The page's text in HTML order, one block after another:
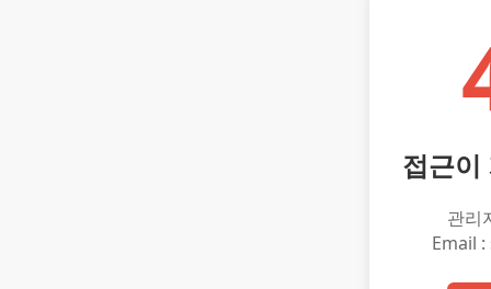
접근이
관리
Email